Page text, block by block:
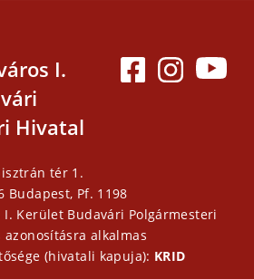
I.
Hivatal
tér 1.
Budapest, Pf. 1198
I. Kerület Budavári Polgármesteri
alkalmas
(hivatali kapuja): KRID